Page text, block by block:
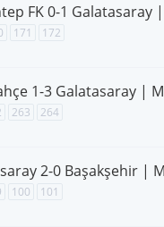
FK 0-1 Galatasaray
171 172
1-3 Galatasaray |
263 264
2-0 Başakşehir |
100 101